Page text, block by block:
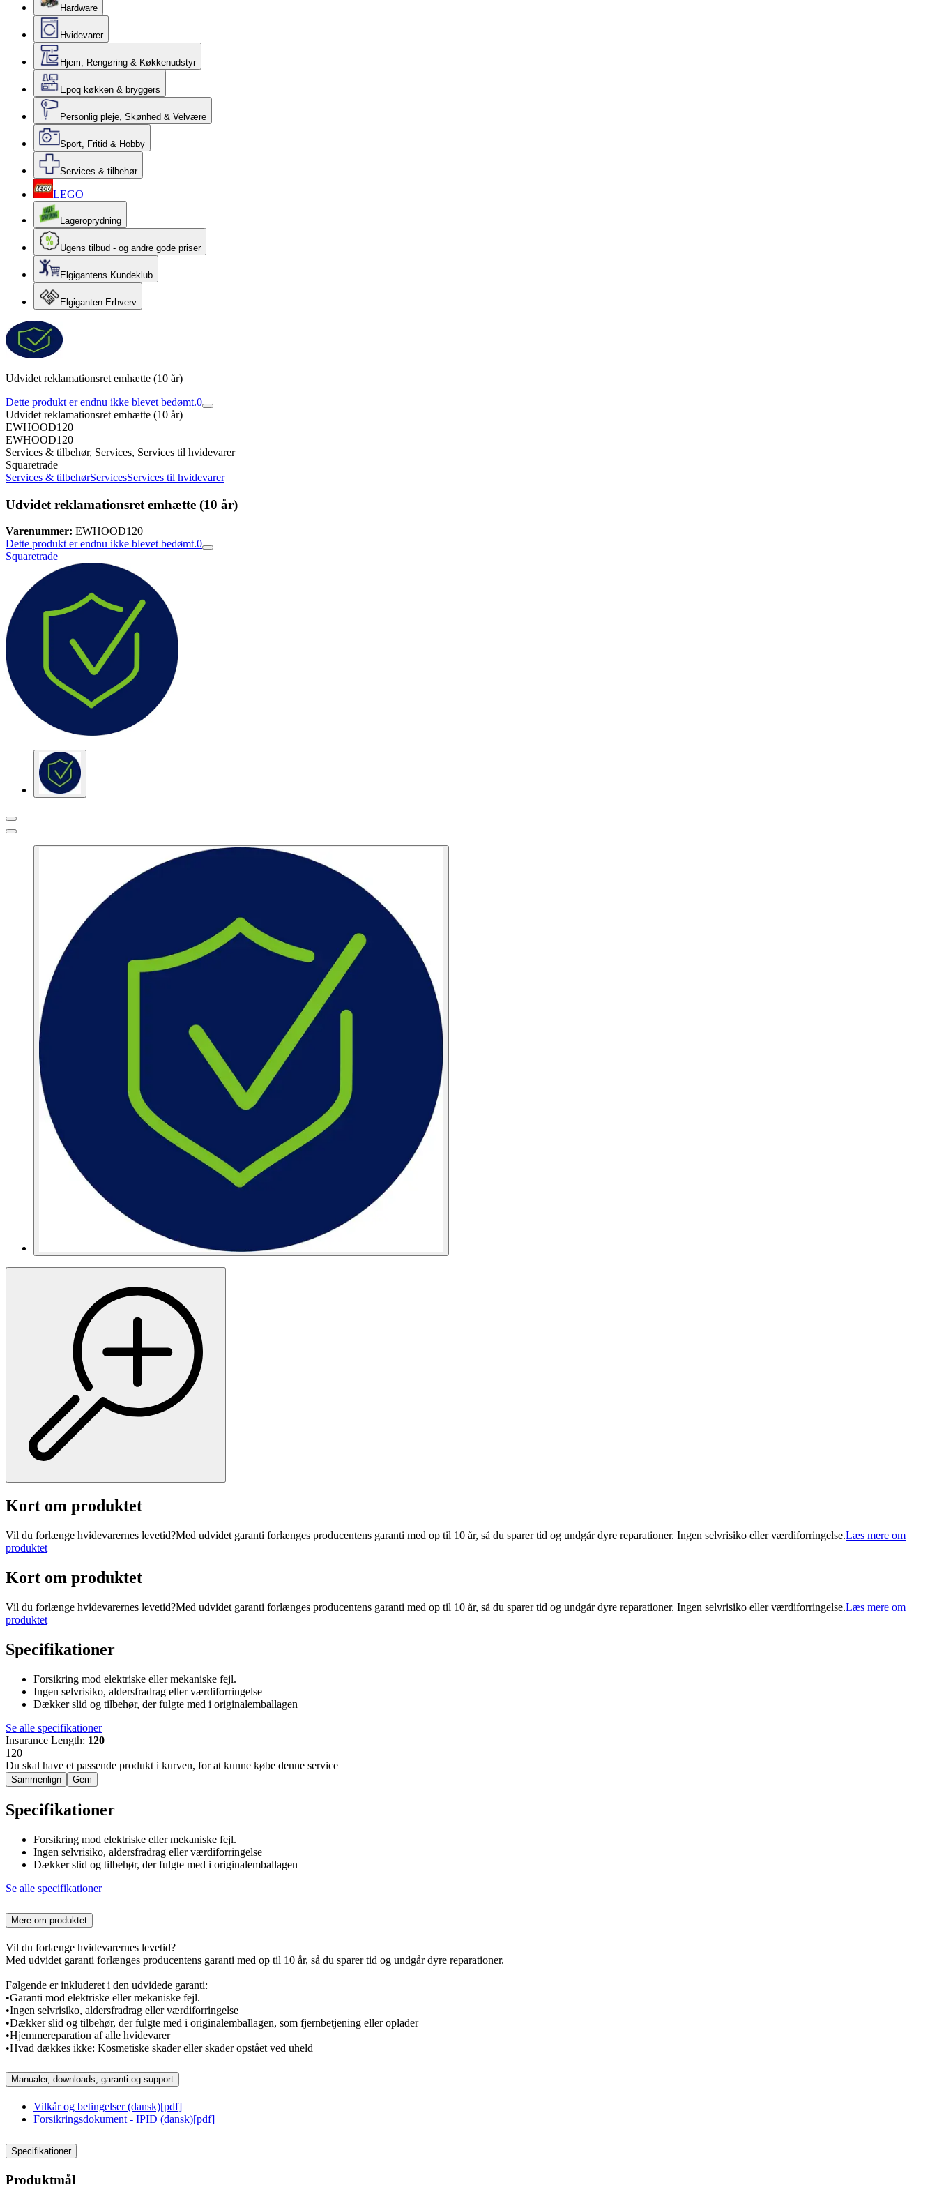
Hardware
Hvidevarer
Hjem, Rengøring & Køkkenudstyr
Epoq køkken & bryggers
Personlig pleje, Skønhed & Velvære
Sport, Fritid & Hobby
Services & tilbehør
LEGO
Lageroprydning
Ugens tilbud - og andre gode priser
Elgigantens Kundeklub
Elgiganten Erhverv
Udvidet reklamationsret emhætte (10 år)
Dette produkt er endnu ikke blevet bedømt.0
Udvidet reklamationsret emhætte (10 år)
EWHOOD120
EWHOOD120
Services & tilbehør, Services, Services til hvidevarer
Squaretrade
Services & tilbehørServicesServices til hvidevarer
Udvidet reklamationsret emhætte (10 år)
Varenummer: EWHOOD120
Dette produkt er endnu ikke blevet bedømt.0
Squaretrade
Kort om produktet
Vil du forlænge hvidevarernes levetid?Med udvidet garanti forlænges producentens garanti med op til 10 år, så du sparer tid og undgår dyre reparationer. Ingen selvrisiko eller værdiforringelse.Læs mere om
produktet
Kort om produktet
Vil du forlænge hvidevarernes levetid?Med udvidet garanti forlænges producentens garanti med op til 10 år, så du sparer tid og undgår dyre reparationer. Ingen selvrisiko eller værdiforringelse.Læs mere om
produktet
Specifikationer
Forsikring mod elektriske eller mekaniske fejl.
Ingen selvrisiko, aldersfradrag eller værdiforringelse
Dækker slid og tilbehør, der fulgte med i originalemballagen
Se alle specifikationer
Insurance Length: 120
120
Du skal have et passende produkt i kurven, for at kunne købe denne service
Sammenlign Gem
Specifikationer
Forsikring mod elektriske eller mekaniske fejl.
Ingen selvrisiko, aldersfradrag eller værdiforringelse
Dækker slid og tilbehør, der fulgte med i originalemballagen
Se alle specifikationer
Mere om produktet
Vil du forlænge hvidevarernes levetid?
Med udvidet garanti forlænges producentens garanti med op til 10 år, så du sparer tid og undgår dyre reparationer.
Følgende er inkluderet i den udvidede garanti:
•Garanti mod elektriske eller mekaniske fejl.
•Ingen selvrisiko, aldersfradrag eller værdiforringelse
•Dækker slid og tilbehør, der fulgte med i originalemballagen, som fjernbetjening eller oplader
•Hjemmereparation af alle hvidevarer
•Hvad dækkes ikke: Kosmetiske skader eller skader opstået ved uheld
Manualer, downloads, garanti og support
Vilkår og betingelser (dansk)[pdf]
Forsikringsdokument - IPID (dansk)[pdf]
Specifikationer
Produktmål